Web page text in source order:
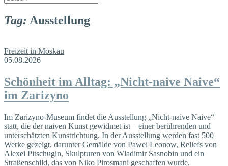
Tag: Ausstellung
Freizeit in Moskau
05.08.2026
Schönheit im Alltag: „Nicht-naive Naive“
im Zarizyno
Im Zarizyno-Museum findet die Ausstellung „Nicht-naive Naive“
statt, die der naiven Kunst gewidmet ist – einer berührenden und
unterschätzten Kunstrichtung. In der Ausstellung werden fast 500
Werke gezeigt, darunter Gemälde von Pawel Leonow, Reliefs von
Alexei Pitschugin, Skulpturen von Wladimir Sasnobin und ein
Straßenschild, das von Niko Pirosmani geschaffen wurde.